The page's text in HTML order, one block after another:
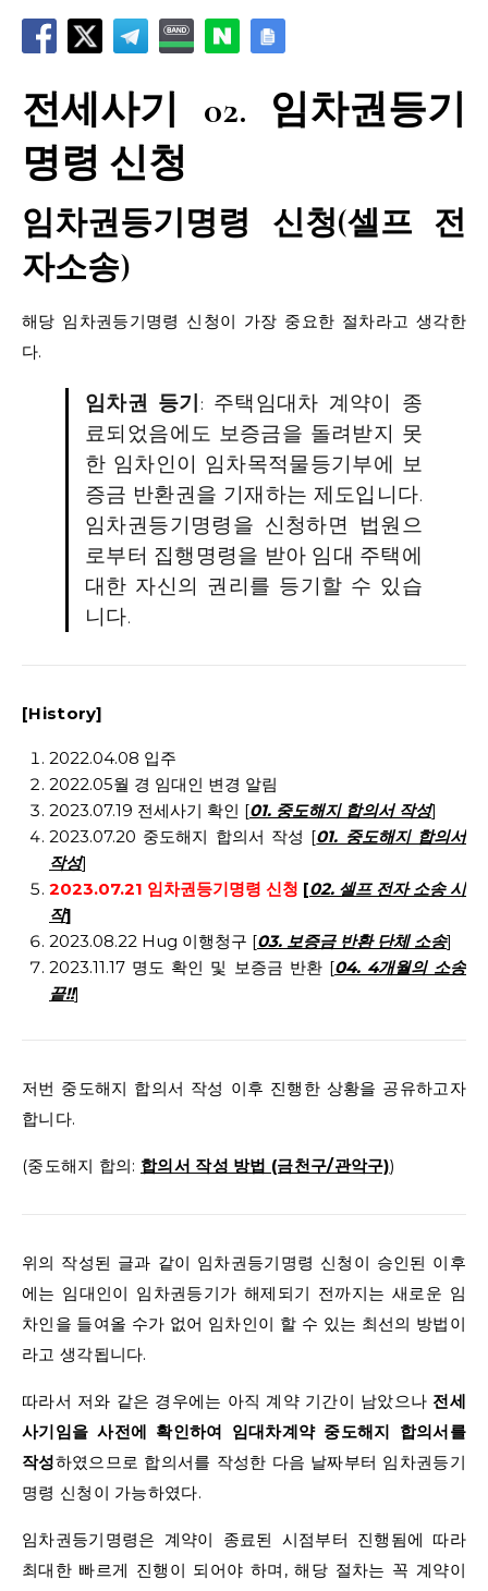
전세사기 02. 임차권등기
명령 신청
임차권등기명령 신청(셀프 전
자소송)
해당 임차권등기명령 신청이 가장 중요한 절차라고 생각한
다.
임차권 등기 : 주택임대차 계약이 종
료되었음에도 보증금을 돌려받지 못
한 임차인이 임차목적물등기부에 보
증금 반환권을 기재하는 제도입니다.
임차권등기명령을 신청하면 법원으
로부터 집행명령을 받아 임대 주택에
대한 자신의 권리를 등기할 수 있습
니다.
[History]
2022.04.08 입주
2022.05월 경 임대인 변경 알림
2023.07.19 전세사기 확인 [01. 중도해지 합의서 작성]
2023.07.20 중도해지 합의서 작성 [01. 중도해지 합의서
작성]
2023.07.21 임차권등기명령 신청 [02. 셀프 전자 소송 시
작]
2023.08.22 Hug 이행청구 [03. 보증금 반환 단체 소송]
2023.11.17 명도 확인 및 보증금 반환 [04. 4개월의 소송
끝!!]
저번 중도해지 합의서 작성 이후 진행한 상황을 공유하고자
합니다.
(중도해지 합의: 합의서 작성 방법 (금천구/관악구))
위의 작성된 글과 같이 임차권등기명령 신청이 승인된 이후
에는 임대인이 임차권등기가 해제되기 전까지는 새로운 임
차인을 들여올 수가 없어 임차인이 할 수 있는 최선의 방법이
라고 생각됩니다.
따라서 저와 같은 경우에는 아직 계약 기간이 남았으나 전세
사기임을 사전에 확인하여 임대차계약 중도해지 합의서를
작성하였으므로 합의서를 작성한 다음 날짜부터 임차권등기
명령 신청이 가능하였다.
임차권등기명령은 계약이 종료된 시점부터 진행됨에 따라
최대한 빠르게 진행이 되어야 하며, 해당 절차는 꼭 계약이